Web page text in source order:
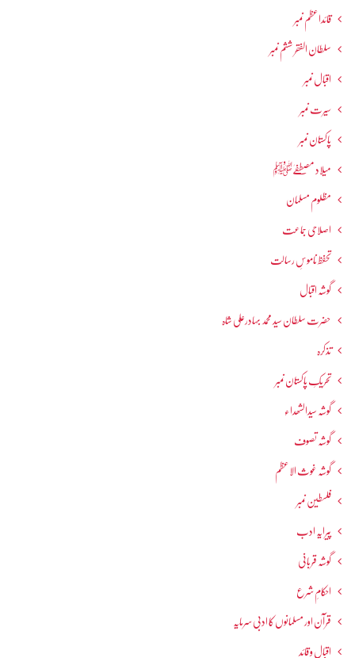
قائداعظم نمبر
سلطان الفقر ششم نمبر
اقبال نمبر
سیرت نمبر
پاکستان نمبر
میلاد مصطفےٰﷺ
مظلوم مسلمان
اصلاحی جماعت
تحفظ ناموسِ رسالت
گوشہ اقبال
حضرت سلطان سید محمد بہادرعلی شاہ
تذکرہ
تحریکِ پاکستان نمبر
گوشہ سیدالشھداء
گوشہ تصوف
گوشہ غوث الاعظم
فلسطین نمبر
پیرایہ ادب
گوشہ قربانی
احکامِ شرع
قرآن اور مسلمانوں کا ادبی سرمایہ
اقبال و قائد